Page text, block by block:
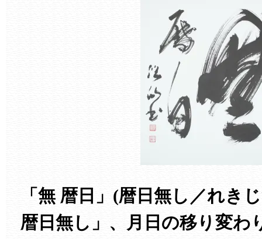
「無 暦日」(暦日無し／れ
暦日無し」、月日の移り変わ